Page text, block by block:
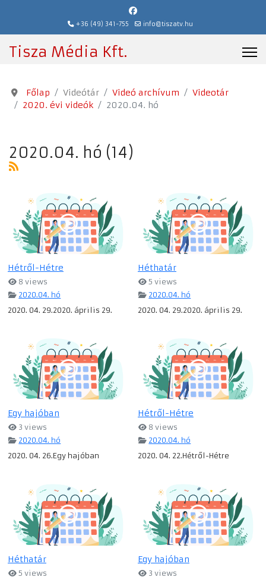
+36 (49) 341-755 info@tiszatv.hu
Tisza Média Kft.
Főlap Videótár Videó archívum
Videotár
2020. évi videók
2020.04. hó
2020.04. hó (14)
Hétről-Hétre
8 views
2020.04. hó
2020. 04. 29.2020. április 29.
Héthatár
5 views
2020.04. hó
2020. 04. 29.2020. április 29.
Egy hajóban
3 views
2020.04. hó
2020. 04. 26.Egy hajóban
Hétről-Hétre
8 views
2020.04. hó
2020. 04. 22.Hétről-Hétre
Héthatár
5 views
Egy hajóban
3 views